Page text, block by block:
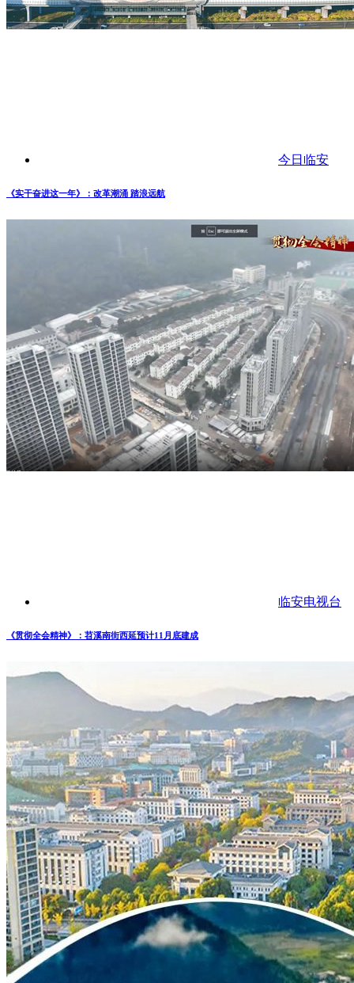
今日临安
《实干奋进这一年》：改革潮涌 踏浪远航
临安电视台
《贯彻全会精神》：苕溪南街西延预计11月底建成